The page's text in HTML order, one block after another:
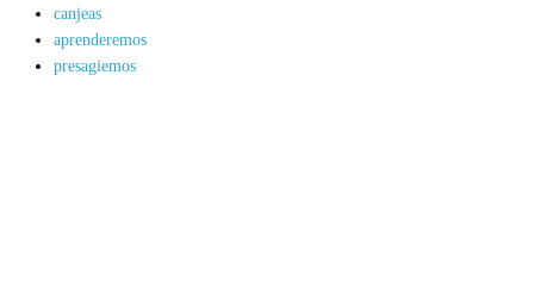
canjeas
aprenderemos
presagiemos